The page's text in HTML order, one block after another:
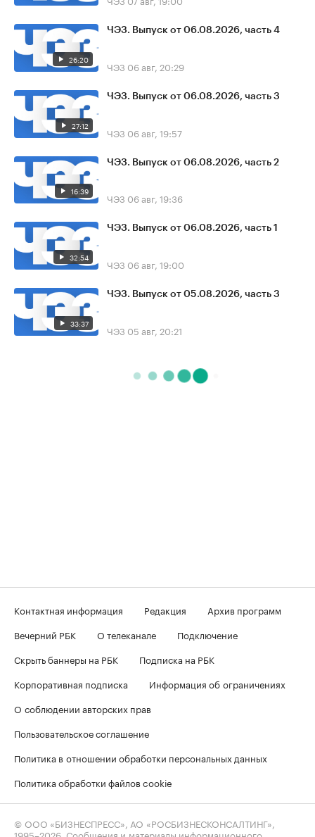
26:20
ЧЭЗ. Выпуск от 06.08.2026, часть 4
ЧЭЗ 06 авг, 20:29
27:12
ЧЭЗ. Выпуск от 06.08.2026, часть 3
ЧЭЗ 06 авг, 19:57
16:39
ЧЭЗ. Выпуск от 06.08.2026, часть 2
ЧЭЗ 06 авг, 19:36
32:54
ЧЭЗ. Выпуск от 06.08.2026, часть 1
ЧЭЗ 06 авг, 19:00
33:37
ЧЭЗ. Выпуск от 05.08.2026, часть 3
ЧЭЗ 05 авг, 20:21
Контактная информация Редакция
Архив программ
Вечерний РБК
О телеканале
Подключение
Скрыть баннеры на РБК
Подписка на РБК
Корпоративная подписка
Информация об ограничениях
О соблюдении авторских прав
Пользовательское соглашение
Политика в отношении обработки персональных данных
Политика обработки файлов cookie
© ООО «БИЗНЕСПРЕСС», АО «РОСБИЗНЕСКОНСАЛТИНГ»,
1995–2026 . Сообщения и материалы информационного